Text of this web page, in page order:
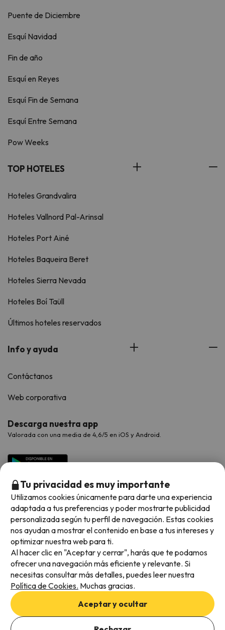
Puente de Diciembre
Esquí Navidad
Fin de año
Esquí en Reyes
Esquí Fin de Semana
Esquí Entre Semana
Pow Weeks
TOP HOTELES
Hoteles Grandvalira
Hoteles Vallnord Pal-Arinsal
Hoteles Port Ainé
Hoteles Baqueira Beret
Hoteles Sierra Nevada
Hoteles Boí Taüll
Últimos hoteles reservados
Info y ayuda
Contáctanos
Web corporativa
Descarga nuestra app
Valorada con una media de 4,6/5 en iOS y Android.
Métodos de pago disponibles
Condiciones generales
Privacidad de datos
Política de cookies
Tu privacidad es muy importante
Utilizamos cookies únicamente para darte una experiencia
adaptada a tus preferencias y poder mostrarte publicidad
personalizada según tu perfil de navegación. Estas cookies
nos ayudan a mostrar el contenido en base a tus intereses y
optimizar nuestra web para ti.
Al hacer clic en "Aceptar y cerrar", harás que te podamos
ofrecer una navegación más eficiente y relevante. Si
necesitas consultar más detalles, puedes leer nuestra
Política de Cookies. Muchas gracias.
Aceptar y ocultar